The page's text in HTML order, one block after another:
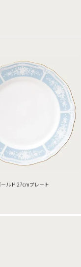
ルド 27cmプレート